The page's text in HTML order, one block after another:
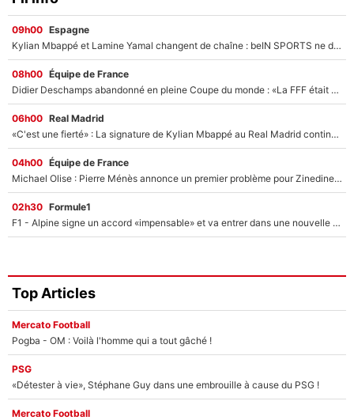
09h00 Espagne
Kylian Mbappé et Lamine Yamal changent de chaîne : beIN SPORTS ne digère pas cette décision historique et prédit un fiasco pour la Liga
08h00 Équipe de France
Didier Deschamps abandonné en pleine Coupe du monde : «La FFF était déjà passée à Zinedine Zidane»
06h00 Real Madrid
«C'est une fierté» : La signature de Kylian Mbappé au Real Madrid continue de régaler l'Espagne
04h00 Équipe de France
Michael Olise : Pierre Ménès annonce un premier problème pour Zinedine Zidane en équipe de France
02h30 Formule1
F1 - Alpine signe un accord «impensable» et va entrer dans une nouvelle dimension : Grande nouvelle pour Pierre Gasly !
Top Articles
Mercato Football
Pogba - OM : Voilà l'homme qui a tout gâché !
PSG
«Détester à vie», Stéphane Guy dans une embrouille à cause du PSG !
Mercato Football